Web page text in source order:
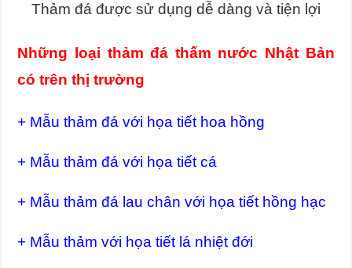
Thảm đá được sử dụng dễ dàng và tiện lợi
Những loại thảm đá thấm nước Nhật Bản
có trên thị trường
+ Mẫu thảm đá với họa tiết hoa hồng
+ Mẫu thảm đá với họa tiết cá
+ Mẫu thảm đá lau chân với họa tiết hồng hạc
+ Mẫu thảm với họa tiết lá nhiệt đới